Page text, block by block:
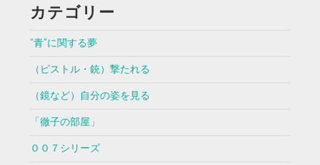
カテゴリー
”青”に関する夢
（ピストル・銃）撃たれる
（鏡など）自分の姿を見る
「徹子の部屋」
００７シリーズ